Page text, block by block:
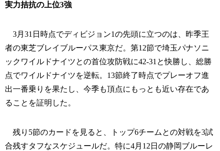
実力拮抗の上位3強
3月31日時点でディビジョン1の先頭に立つのは、昨季王
者の東芝ブレイブルーパス東京だ。第12節で埼玉パナソニ
ックワイルドナイツとの首位攻防戦に42-31と快勝し、総勝
点でワイルドナイツを逆転。13節終了時点でプレーオフ進
出一番乗りを果たし、今季も頂点にもっとも近い存在であ
ることを証明した。
残り5節のカードを見ると、トップ6チームとの対戦を3試
合残すタフなスケジュールだ。特に4月12日の静岡ブルーレ